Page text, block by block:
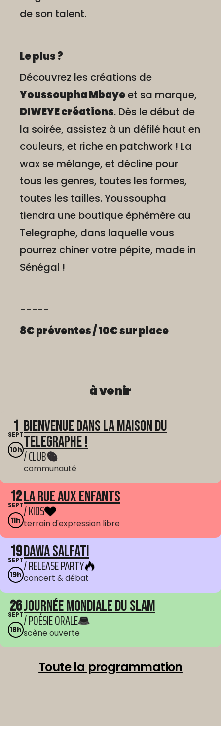
de son talent.
Le plus ?
Découvrez les créations de
Youssoupha Mbayeet sa marque,
DIWEYE créations. Dès le début de
la soirée, assistez à un défilé haut en
couleurs, et riche en patchwork ! La
wax se mélange, et décline pour
tous les genres, toutes les formes,
toutes les tailles. Youssoupha
tiendra une boutique éphémère au
Telegraphe, dans laquelle vous
pourrez chiner votre pépite, made in
Sénégal !
-----
8€ préventes / 10€ sur place
à venir
1
SEPT
10h
Bienvenue dans La Maison du
Telegraphe !
/ CLUB
communauté
12
SEPT
11h
La Rue aux enfants
/ KIDS
terrain d'expression libre
19
SEPT
19h
Dawa Salfati
/ RELEASE PARTY
concert & débat
26
SEPT
18h
Journée mondiale du Slam
/ POÉSIE ORALE
scène ouverte
Toute la programmation